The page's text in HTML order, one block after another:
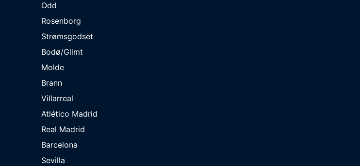
Odd
Rosenborg
Strømsgodset
Bodø/Glimt
Molde
Brann
Villarreal
Atlético Madrid
Real Madrid
Barcelona
Sevilla